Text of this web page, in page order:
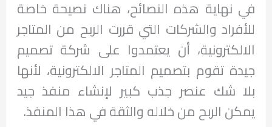
في نهاية هذه النصائح، هناك نصيحة خاصة
للأفراد والشركات التي قررت الربح من المتاجر
الالكترونية، أن يعتمدوا على شركة تصميم
جيدة تقوم بتصميم المتاجر الالكترونية، لأنها
بلا شك عنصر جذب كبير لإنشاء منفذ جيد
يمكن الربح من خلاله والثقة في هذا المنفذ.